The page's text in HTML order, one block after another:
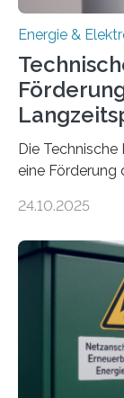
Energie &
Die
eine Förderung
Quartieren“
Entwicklung,
Konzepten zur
Projekt
von drei
Millionen
24.10.2025